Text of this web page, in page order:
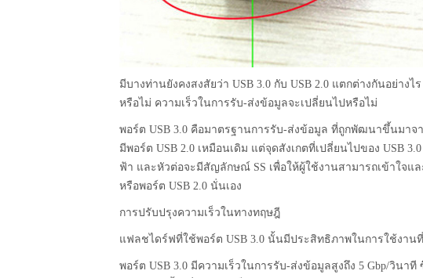
มีบางท่านยังคงสงสัยว่า USB 3.0 กับ USB 2.0 แตกต่างกันอย่าง
หรือไม่ ความเร็วในการรับ-ส่งข้อมูลจะเปลี่ยนไปหรือไม่
พอร์ต USB 3.0 คือมาตรฐานการรับ-ส่งข้อมูล ที่ถูกพัฒนาขึ้นมา
มีพอร์ต USB 2.0 เหมือนเดิม แต่จุดสังเกตที่เปลี่ยนไปของ USB
ฟ้า และหัวต่อจะมีสัญลักษณ์ SS เพื่อให้ผู้ใช้งานสามารถเข้าใจแ
หรือพอร์ต USB 2.0 นั่นเอง
การปรับปรุงความเร็วในทางทฤษฎี
แฟลชไดร์ฟที่ใช้พอร์ต USB 3.0 นั้นมีประสิทธิภาพในการใช้งาน
พอร์ต USB 3.0 มีความเร็วในการรับ-ส่งข้อมูลสูงถึง 5 Gbp/วินาที